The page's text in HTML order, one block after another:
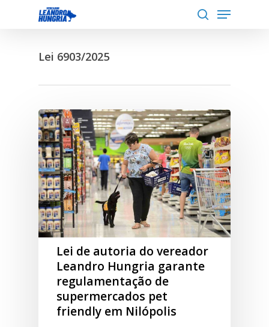
Menu
Lei 6903/2025
Lei de autoria do vereador
Leandro Hungria garante
regulamentação de
supermercados pet
friendly em Nilópolis